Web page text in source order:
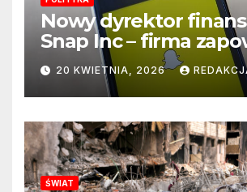
Nowy dyrektor
Snap Inc – firma
zmianę na
stanowisku
20 KWIETNIA, 2026
ŚWIAT